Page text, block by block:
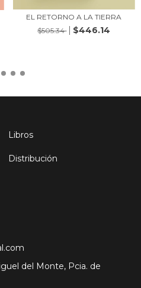
EL RETORNO A LA TIERRA
$505.34
$446.14
Libros
Distribución
del Monte, Pcia. de